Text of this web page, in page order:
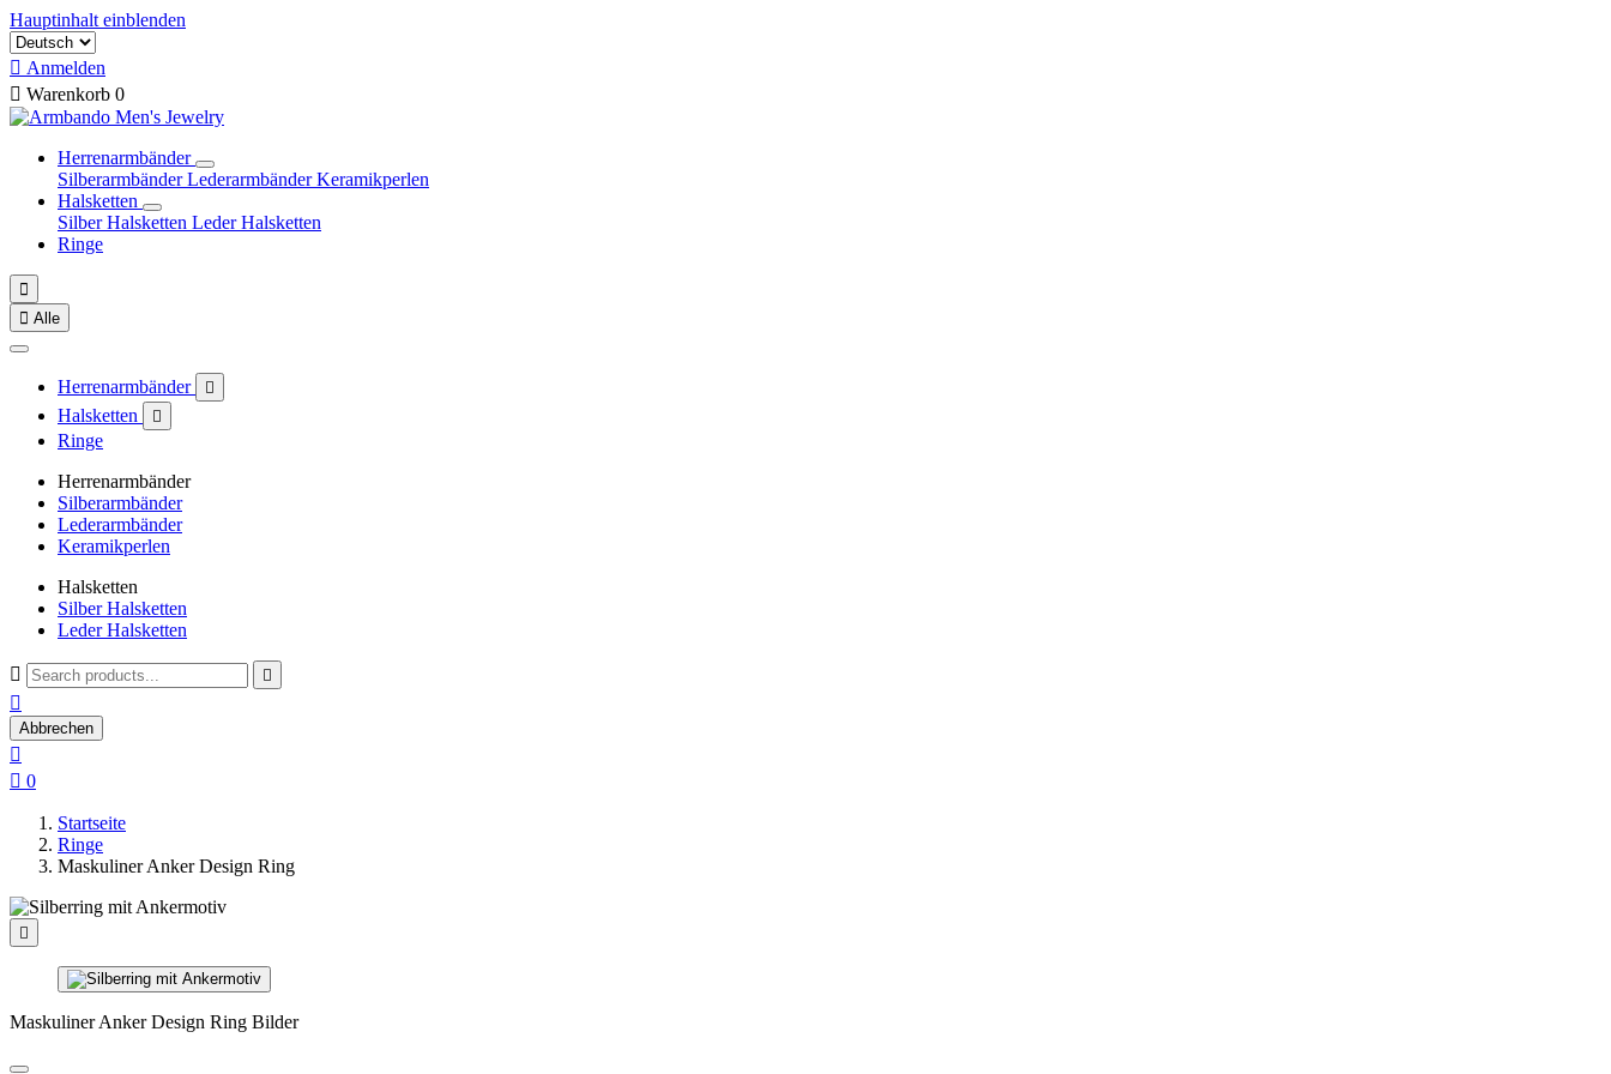
Hauptinhalt einblenden
 Anmelden
 Warenkorb 0
Herrenarmbänder
SilberarmbänderLederarmbänderKeramikperlen
Halsketten
Silber Halsketten Leder Halsketten
Ringe

 Alle
Herrenarmbänder 
Halsketten 
Ringe
Herrenarmbänder
Silberarmbänder
Lederarmbänder
Keramikperlen
Halsketten
Silber Halsketten
Leder Halsketten
 

Abbrechen

 0
Startseite
Ringe
Maskuliner Anker Design Ring

Maskuliner Anker Design Ring Bilder